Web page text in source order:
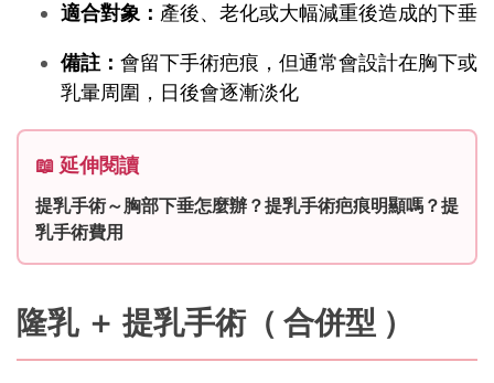
適合對象： 產後、老化或大幅減重後造成的下垂
備註： 會留下手術疤痕，但通常會設計在胸下或
乳暈周圍，日後會逐漸淡化
📖 延伸閱讀
提乳手術～胸部下垂怎麼辦？提乳手術疤痕明顯嗎？提
乳手術費用
隆乳 ＋ 提乳手術（ 合併型 ）